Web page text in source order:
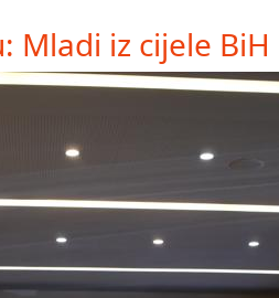
Mladi iz cijele